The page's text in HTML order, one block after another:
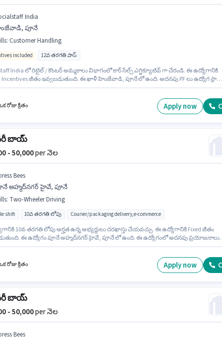
India
పూనే
: Customer Handling
included 12వ తరగతి పాస్
India లో రిటైల్ / కౌంటర్ అమ్మకాలు విభాగంలో కార్ సేల్స్ ఎగ్జిక్యూటివ్ గా చేరండి. ఈ ఉద్యోగానికి
Incentives జీతం ఇవ్వబడుతుంది. ఈ ఖాళీ హింజేవాడి, పూనే లో ఉంది. అదనపు PF లు ఉద్యోగ
రోజు క్రితం Apply now
బాయ్
- 50,000per నెల
Bees
అహ్మద్‌నగర్ హైవే, పూనే
: Two-Wheeler Driving
shift 10వ తరగతి లోపు Courier/packaging delivery,e-commerce
10వ తరగతి లోపు అర్హత ఉన్న అభ్యర్థులు దరఖాస్తు చేయవచ్చు. ఈ ఉద్యోగానికి Fixed జీతం
ఈ ఉద్యోగం పూనే అహ్మద్‌నగర్ హైవే, పూనే లో ఉంది. ఈ ఉద్యోగంలో అదనపు ప్రయోజనాలు
రోజు క్రితం Apply now
బాయ్
- 50,000per నెల
Bees